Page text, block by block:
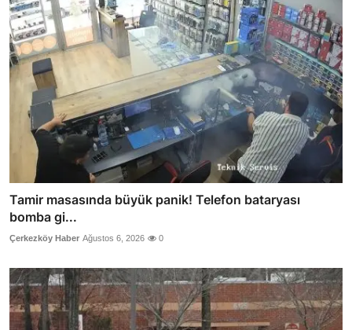
Tamir masasında büyük panik! Telefon bataryası
bomba gi...
Çerkezköy Haber Ağustos 6, 2026 0